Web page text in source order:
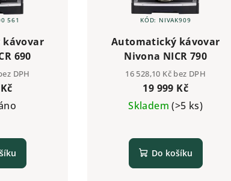
690
DPH
561
Automatický kávovar
Nivona NICR 790
16 528,10 Kč bez DPH
19 999 Kč
Skladem(>5 ks)
Do košíku
KÓD: NIVAK909